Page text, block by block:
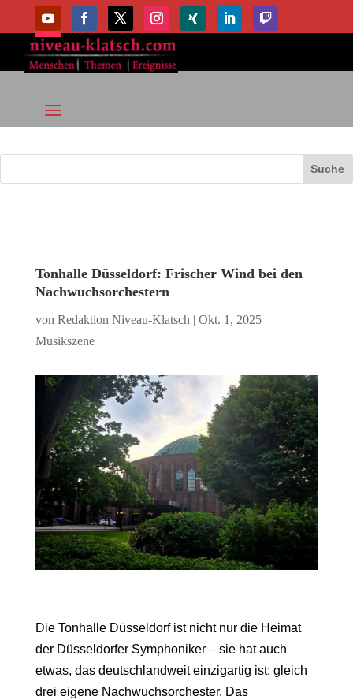
Tonhalle Düsseldorf: Frischer Wind bei den
Nachwuchsorchestern
von Redaktion Niveau-Klatsch | Okt. 1, 2025|
Musikszene
Die Tonhalle Düsseldorf ist nicht nur die Heimat
der Düsseldorfer Symphoniker – sie hat auch
etwas, das deutschlandweit einzigartig ist: gleich
drei eigene Nachwuchsorchester. Das